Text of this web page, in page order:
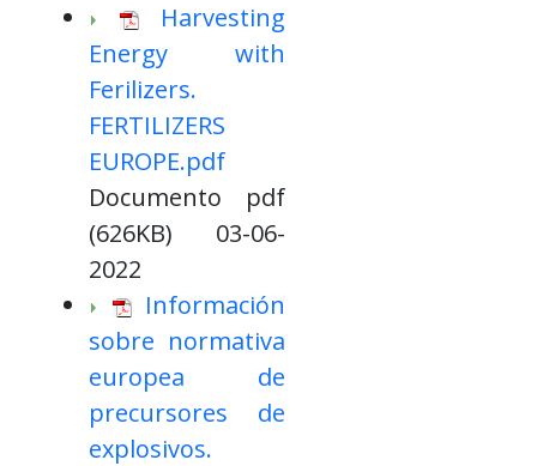
Harvesting
Energy with
Ferilizers.
FERTILIZERS
EUROPE.pdf
Documento pdf
(626KB) 03-06-
2022
Información
sobre normativa
europea de
precursores de
explosivos.